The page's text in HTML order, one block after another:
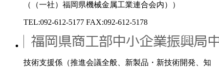
（（一社）福岡県機械金属工業連合会内））
TEL:092-612-5177 FAX:092-612-5178
技術支援係（推進会議全般、新製品・新技術開発、知